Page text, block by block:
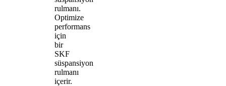
rulmanı.
Optimize
performans
için
bir
SKF
süspansiyon
rulmanı
içerir.